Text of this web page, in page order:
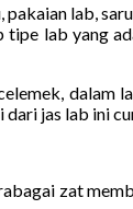
lab,
lab yang
dalam
jas lab ini
zat